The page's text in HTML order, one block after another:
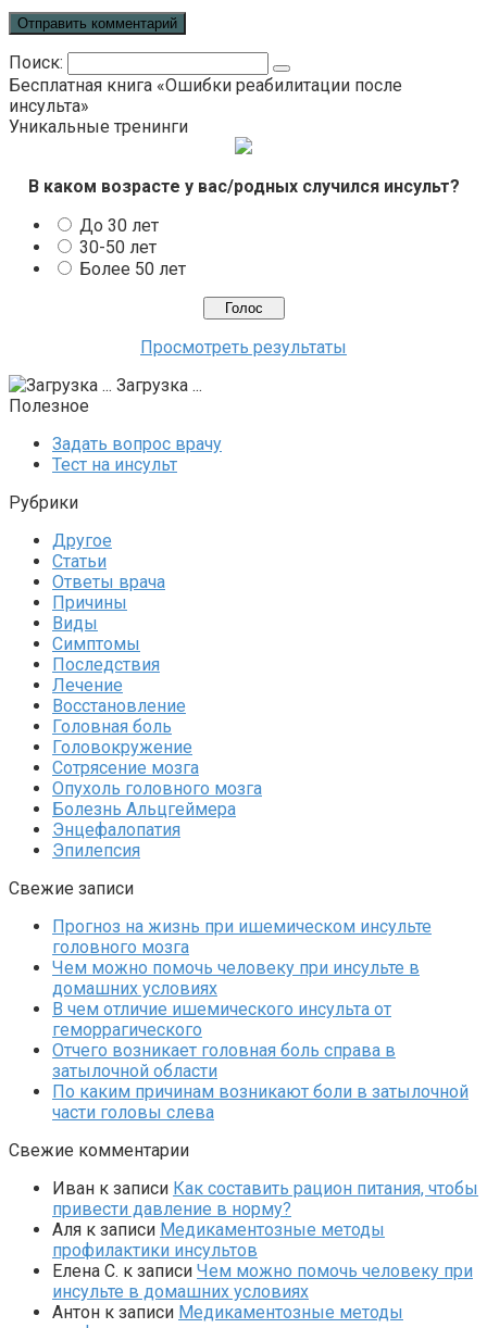
Поиск:
Бесплатная книга «Ошибки реабилитации после
инсульта»
Уникальные тренинги
В каком возрасте у вас/родных случился инсульт?
До 30 лет
30-50 лет
Более 50 лет
Просмотреть результаты
Загрузка ...
Полезное
Задать вопрос врачу
Тест на инсульт
Рубрики
Другое
Статьи
Ответы врача
Причины
Виды
Симптомы
Последствия
Лечение
Восстановление
Головная боль
Головокружение
Сотрясение мозга
Опухоль головного мозга
Болезнь Альцгеймера
Энцефалопатия
Эпилепсия
Свежие записи
Прогноз на жизнь при ишемическом инсульте
головного мозга
Чем можно помочь человеку при инсульте в
домашних условиях
В чем отличие ишемического инсульта от
геморрагического
Отчего возникает головная боль справа в
затылочной области
По каким причинам возникают боли в затылочной
части головы слева
Свежие комментарии
Иван к записи Как составить рацион питания, чтобы
привести давление в норму?
Аля к записи Медикаментозные методы
профилактики инсультов
Елена С. к записи Чем можно помочь человеку при
инсульте в домашних условиях
Антон к записи Медикаментозные методы